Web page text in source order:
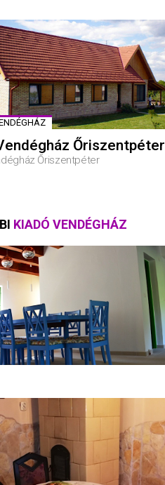
Őriszentpéter
Őriszentpéter
KIADÓ VENDÉGHÁZ